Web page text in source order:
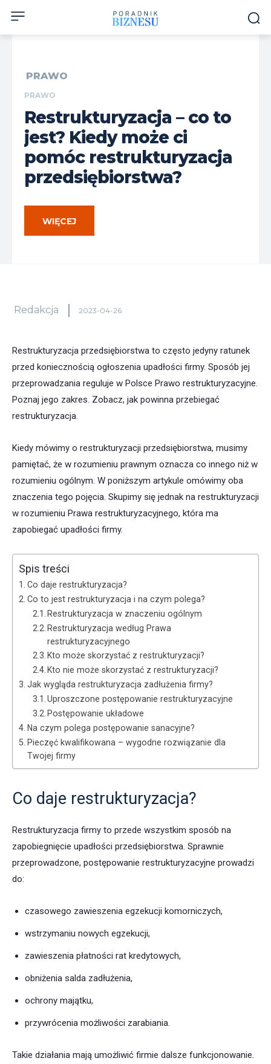
PRAWO
PRAWO
Restrukturyzacja – co to
jest? Kiedy może ci
pomóc restrukturyzacja
przedsiębiorstwa?
WIĘCEJ
Redakcja 2023-04-26
Restrukturyzacja przedsiębiorstwa to często jedyny ratunek
przed koniecznością ogłoszenia upadłości firmy. Sposób jej
przeprowadzania reguluje w Polsce Prawo restrukturyzacyjne.
Poznaj jego zakres. Zobacz, jak powinna przebiegać
restrukturyzacja.
Kiedy mówimy o restrukturyzacji przedsiębiorstwa, musimy
pamiętać, że w rozumieniu prawnym oznacza co innego niż w
rozumieniu ogólnym. W poniższym artykule omówimy oba
znaczenia tego pojęcia. Skupimy się jednak na restrukturyzacji
w rozumieniu Prawa restrukturyzacyjnego, która ma
zapobiegać upadłości firmy.
Spis treści
Co daje restrukturyzacja?
Co to jest restrukturyzacja i na czym polega?
Restrukturyzacja w znaczeniu ogólnym
Restrukturyzacja według Prawa
restrukturyzacyjnego
Kto może skorzystać z restrukturyzacji?
Kto nie może skorzystać z restrukturyzacji?
Jak wygląda restrukturyzacja zadłużenia firmy?
Uproszczone postępowanie restrukturyzacyjne
Postępowanie układowe
Na czym polega postępowanie sanacyjne?
Pieczęć kwalifikowana – wygodne rozwiązanie dla
Twojej firmy
Co daje restrukturyzacja?
Restrukturyzacja firmy to przede wszystkim sposób na
zapobiegnięcie upadłości przedsiębiorstwa. Sprawnie
przeprowadzone, postępowanie restrukturyzacyjne prowadzi
do:
czasowego zawieszenia egzekucji komorniczych,
wstrzymaniu nowych egzekucji,
zawieszenia płatności rat kredytowych,
obniżenia salda zadłużenia,
ochrony majątku,
przywrócenia możliwości zarabiania.
Takie działania mają umożliwić firmie dalsze funkcjonowanie.